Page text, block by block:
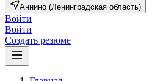
Аннино (Ленинградская область)
Войти
Войти
Создать резюме